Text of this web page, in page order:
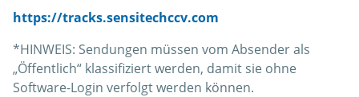
https://tracks.sensitechccv.com
*HINWEIS: Sendungen müssen vom Absender als
„Öffentlich“ klassifiziert werden, damit sie ohne
Software-Login verfolgt werden können.